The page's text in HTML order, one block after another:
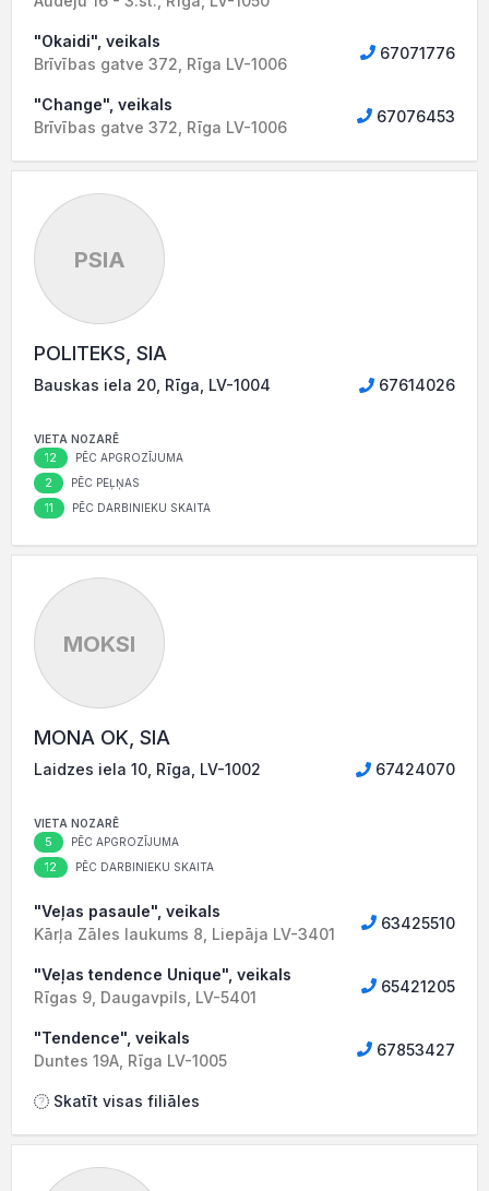
"Okaidi", veikals
Brīvības gatve 372, Rīga LV-1006
67071776
"Change", veikals
Brīvības gatve 372, Rīga LV-1006
67076453
PSIA
POLITEKS, SIA
Bauskas iela 20, Rīga, LV-1004 67614026
VIETA NOZARĒ
12 PĒC APGROZĪJUMA
2 PĒC PEĻŅAS
11 PĒC DARBINIEKU SKAITA
MOKSI
MONA OK, SIA
Laidzes iela 10, Rīga, LV-1002 67424070
VIETA NOZARĒ
5 PĒC APGROZĪJUMA
12 PĒC DARBINIEKU SKAITA
"Veļas pasaule", veikals
Kārļa Zāles laukums 8, Liepāja LV-3401
63425510
"Veļas tendence Unique", veikals
Rīgas 9, Daugavpils, LV-5401
65421205
"Tendence", veikals
Duntes 19A, Rīga LV-1005
67853427
Skatīt visas filiāles